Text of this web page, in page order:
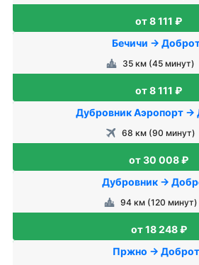
от 8 111 ₽
Бечичи →
35 км (45 минут)
от 8 111 ₽
Дубровник Аэропорт →
68 км (90 минут)
от 30 008 ₽
Дубровник →
94 км (120 минут)
от 18 248 ₽
Пржно →